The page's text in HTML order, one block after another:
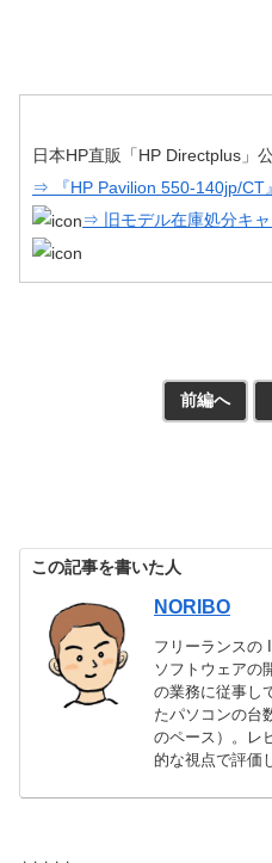
日本HP直販「HP Directplus」
⇒ 『HP Pavilion 550-140jp/CT
⇒ 旧モデル在庫処分キ
前編へ
この記事を書いた人
NORIBO
フリーランスの
ソフトウェアの
の業務に従事し
たパソコンの台
のペース）。レ
的な視点で評価